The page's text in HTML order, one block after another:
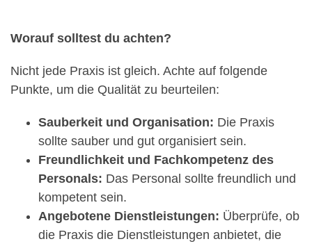
Worauf solltest du achten?
Nicht jede Praxis ist gleich. Achte auf folgende
Punkte, um die Qualität zu beurteilen:
Sauberkeit und Organisation: Die Praxis
sollte sauber und gut organisiert sein.
Freundlichkeit und Fachkompetenz des
Personals: Das Personal sollte freundlich und
kompetent sein.
Angebotene Dienstleistungen: Überprüfe, ob
die Praxis die Dienstleistungen anbietet, die